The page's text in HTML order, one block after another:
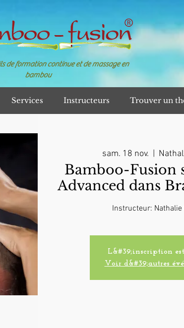
de formation continue et de massage en
bambou
Services Instructeurs Trouver un
sam. 18 nov.
Bamboo-Fusion
Advanced dans
Instructeur: Nathalie
L&#39;inscription
Voir d&#39;autres